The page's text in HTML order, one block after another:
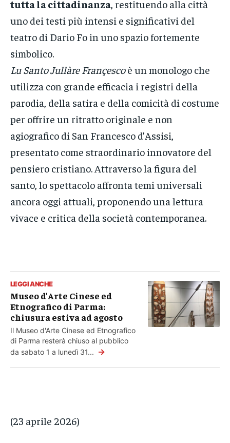
tutta la cittadinanza , restituendo alla città
uno dei testi più intensi e significativi del
teatro di Dario Fo in uno spazio fortemente
simbolico.
Lu Santo Jullàre Françescoè un monologo che
utilizza con grande efficacia i registri della
parodia, della satira e della comicità di costume
per offrire un ritratto originale e non
agiografico di San Francesco d’Assisi,
presentato come straordinario innovatore del
pensiero cristiano. Attraverso la figura del
santo, lo spettacolo affronta temi universali
ancora oggi attuali, proponendo una lettura
vivace e critica della società contemporanea.
LEGGI ANCHE
Museo d’Arte Cinese ed
Etnografico di Parma:
chiusura estiva ad agosto
Il Museo d'Arte Cinese ed Etnografico
di Parma resterà chiuso al pubblico
da sabato 1 a lunedì 31... →
(23 aprile 2026)